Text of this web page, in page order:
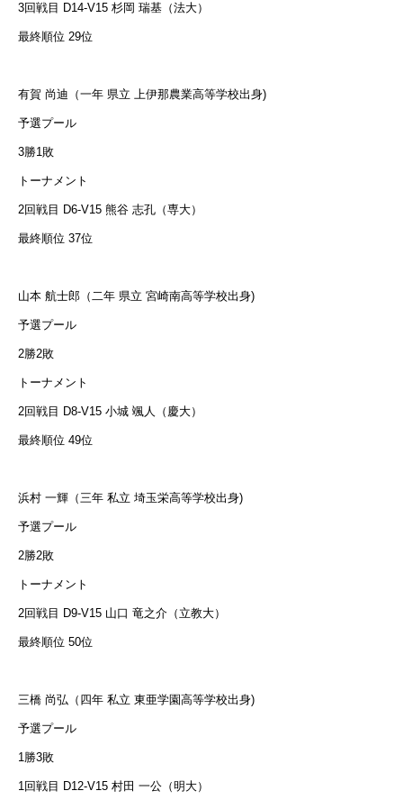
3回戦目 D14-V15 杉岡 瑞基（法大）
最終順位 29位
有賀 尚迪（一年 県立 上伊那農業高等学校出身)
予選プール
3勝1敗
トーナメント
2回戦目 D6-V15 熊谷 志孔（専大）
最終順位 37位
山本 航士郎（二年 県立 宮崎南高等学校出身)
予選プール
2勝2敗
トーナメント
2回戦目 D8-V15 小城 颯人（慶大）
最終順位 49位
浜村 一輝（三年 私立 埼玉栄高等学校出身)
予選プール
2勝2敗
トーナメント
2回戦目 D9-V15 山口 竜之介（立教大）
最終順位 50位
三橋 尚弘（四年 私立 東亜学園高等学校出身)
予選プール
1勝3敗
1回戦目 D12-V15 村田 一公（明大）